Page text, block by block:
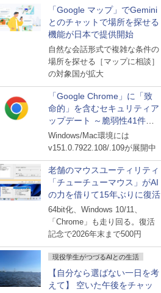
「Google マップ」でGemini
とのチャットで場所を探せる
機能が日本で提供開始
自然な会話形式で複雑な条件の
場所を探せる［マップに相談］
の対象国が拡大
「Google Chrome」に「致
命的」を含むセキュリティア
ップデート ～脆弱性41件に
対処
Windows/Mac環境には
v151.0.7922.108/.109が展開中
老舗のマウスユーティリティ
「チューチューマウス」がAI
の力を借りて15年ぶりに復活
64bit化、Windows 10/11、
「Chrome」も走り回る。復活
記念で2026年末まで500円
現役学生がつづるAIとの生活
【自分なら選ばない一日を考
えて】 空いた午後をチャッ